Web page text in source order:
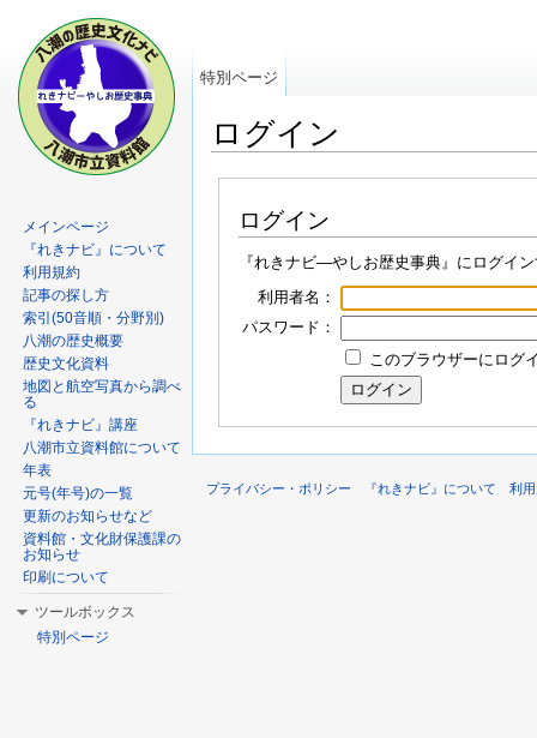
ログイン
ログイン
『れきナビ―やしお歴史事典』にログイ
利用者名：
パスワード：
このブラウザーにログ
特別ページ
メインページ
『れきナビ』について
利用規約
記事の探し方
索引(50音順・分野別)
八潮の歴史概要
歴史文化資料
地図と航空写真から調べ
る
『れきナビ』講座
八潮市立資料館について
年表
元号(年号)の一覧
更新のお知らせなど
資料館・文化財保護課の
お知らせ
印刷について
ツールボックス
特別ページ
プライバシー・ポリシー 『れきナビ』について 利